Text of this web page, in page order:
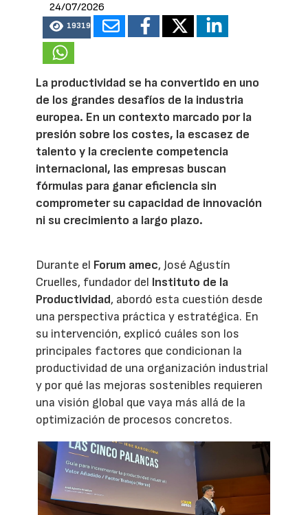
24/07/2026
19319
La productividad se ha convertido en uno
de los grandes desafíos de la industria
europea. En un contexto marcado por la
presión sobre los costes, la escasez de
talento y la creciente competencia
internacional, las empresas buscan
fórmulas para ganar eficiencia sin
comprometer su capacidad de innovación
ni su crecimiento a largo plazo.
Durante el Forum amec, José Agustín
Cruelles, fundador del Instituto de la
Productividad, abordó esta cuestión desde
una perspectiva práctica y estratégica. En
su intervención, explicó cuáles son los
principales factores que condicionan la
productividad de una organización industrial
y por qué las mejoras sostenibles requieren
una visión global que vaya más allá de la
optimización de procesos concretos.